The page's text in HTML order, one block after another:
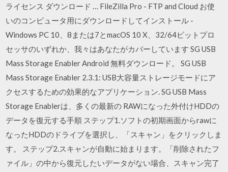
ライセンス ダウンロード … FileZilla Pro - FTP and Cloud お使
いのコンピュータ用にダウンロードしてインストール -
Windows PC 10、8または7とmacOS 10 X、32/64ビットプロ
セッサのいずれか、我々はあなたがカバーしています SG USB
Mass Storage Enabler Android 無料ダウンロード。 SG USB
Mass Storage Enabler 2.3.1: USB大容量ストレージモードにア
クセスするための効果的なアプリケーション. SG USB Mass
Storage Enablerは、多くの最新の RAWになった外付けHDDの
データを復元する手順 ステップ1.ソフトの初期画面からrawに
なったHDDのドライブを選択し、「スキャン」をクリックしま
す。 ステップ2.スキャンが自動に始まります。「削除されたフ
ァイル」の中から復元したいデータがない場合、スキャン完了